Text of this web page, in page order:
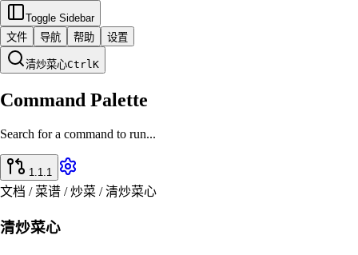
Toggle Sidebar
文件
导航 帮助 设置
清炒菜心CtrlK
Command Palette
Search for a command to run...
1.1.1
文档 / 菜谱 / 炒菜 / 清炒菜心
清炒菜心